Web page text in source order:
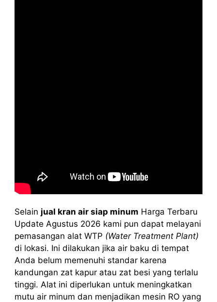
Selain jual kran air siap minum Harga Terbaru
Update Agustus 2026 kami pun dapat melayani
pemasangan alat WTP (Water Treatment Plant)
di lokasi. Ini dilakukan jika air baku di tempat
Anda belum memenuhi standar karena
kandungan zat kapur atau zat besi yang terlalu
tinggi. Alat ini diperlukan untuk meningkatkan
mutu air minum dan menjadikan mesin RO yang